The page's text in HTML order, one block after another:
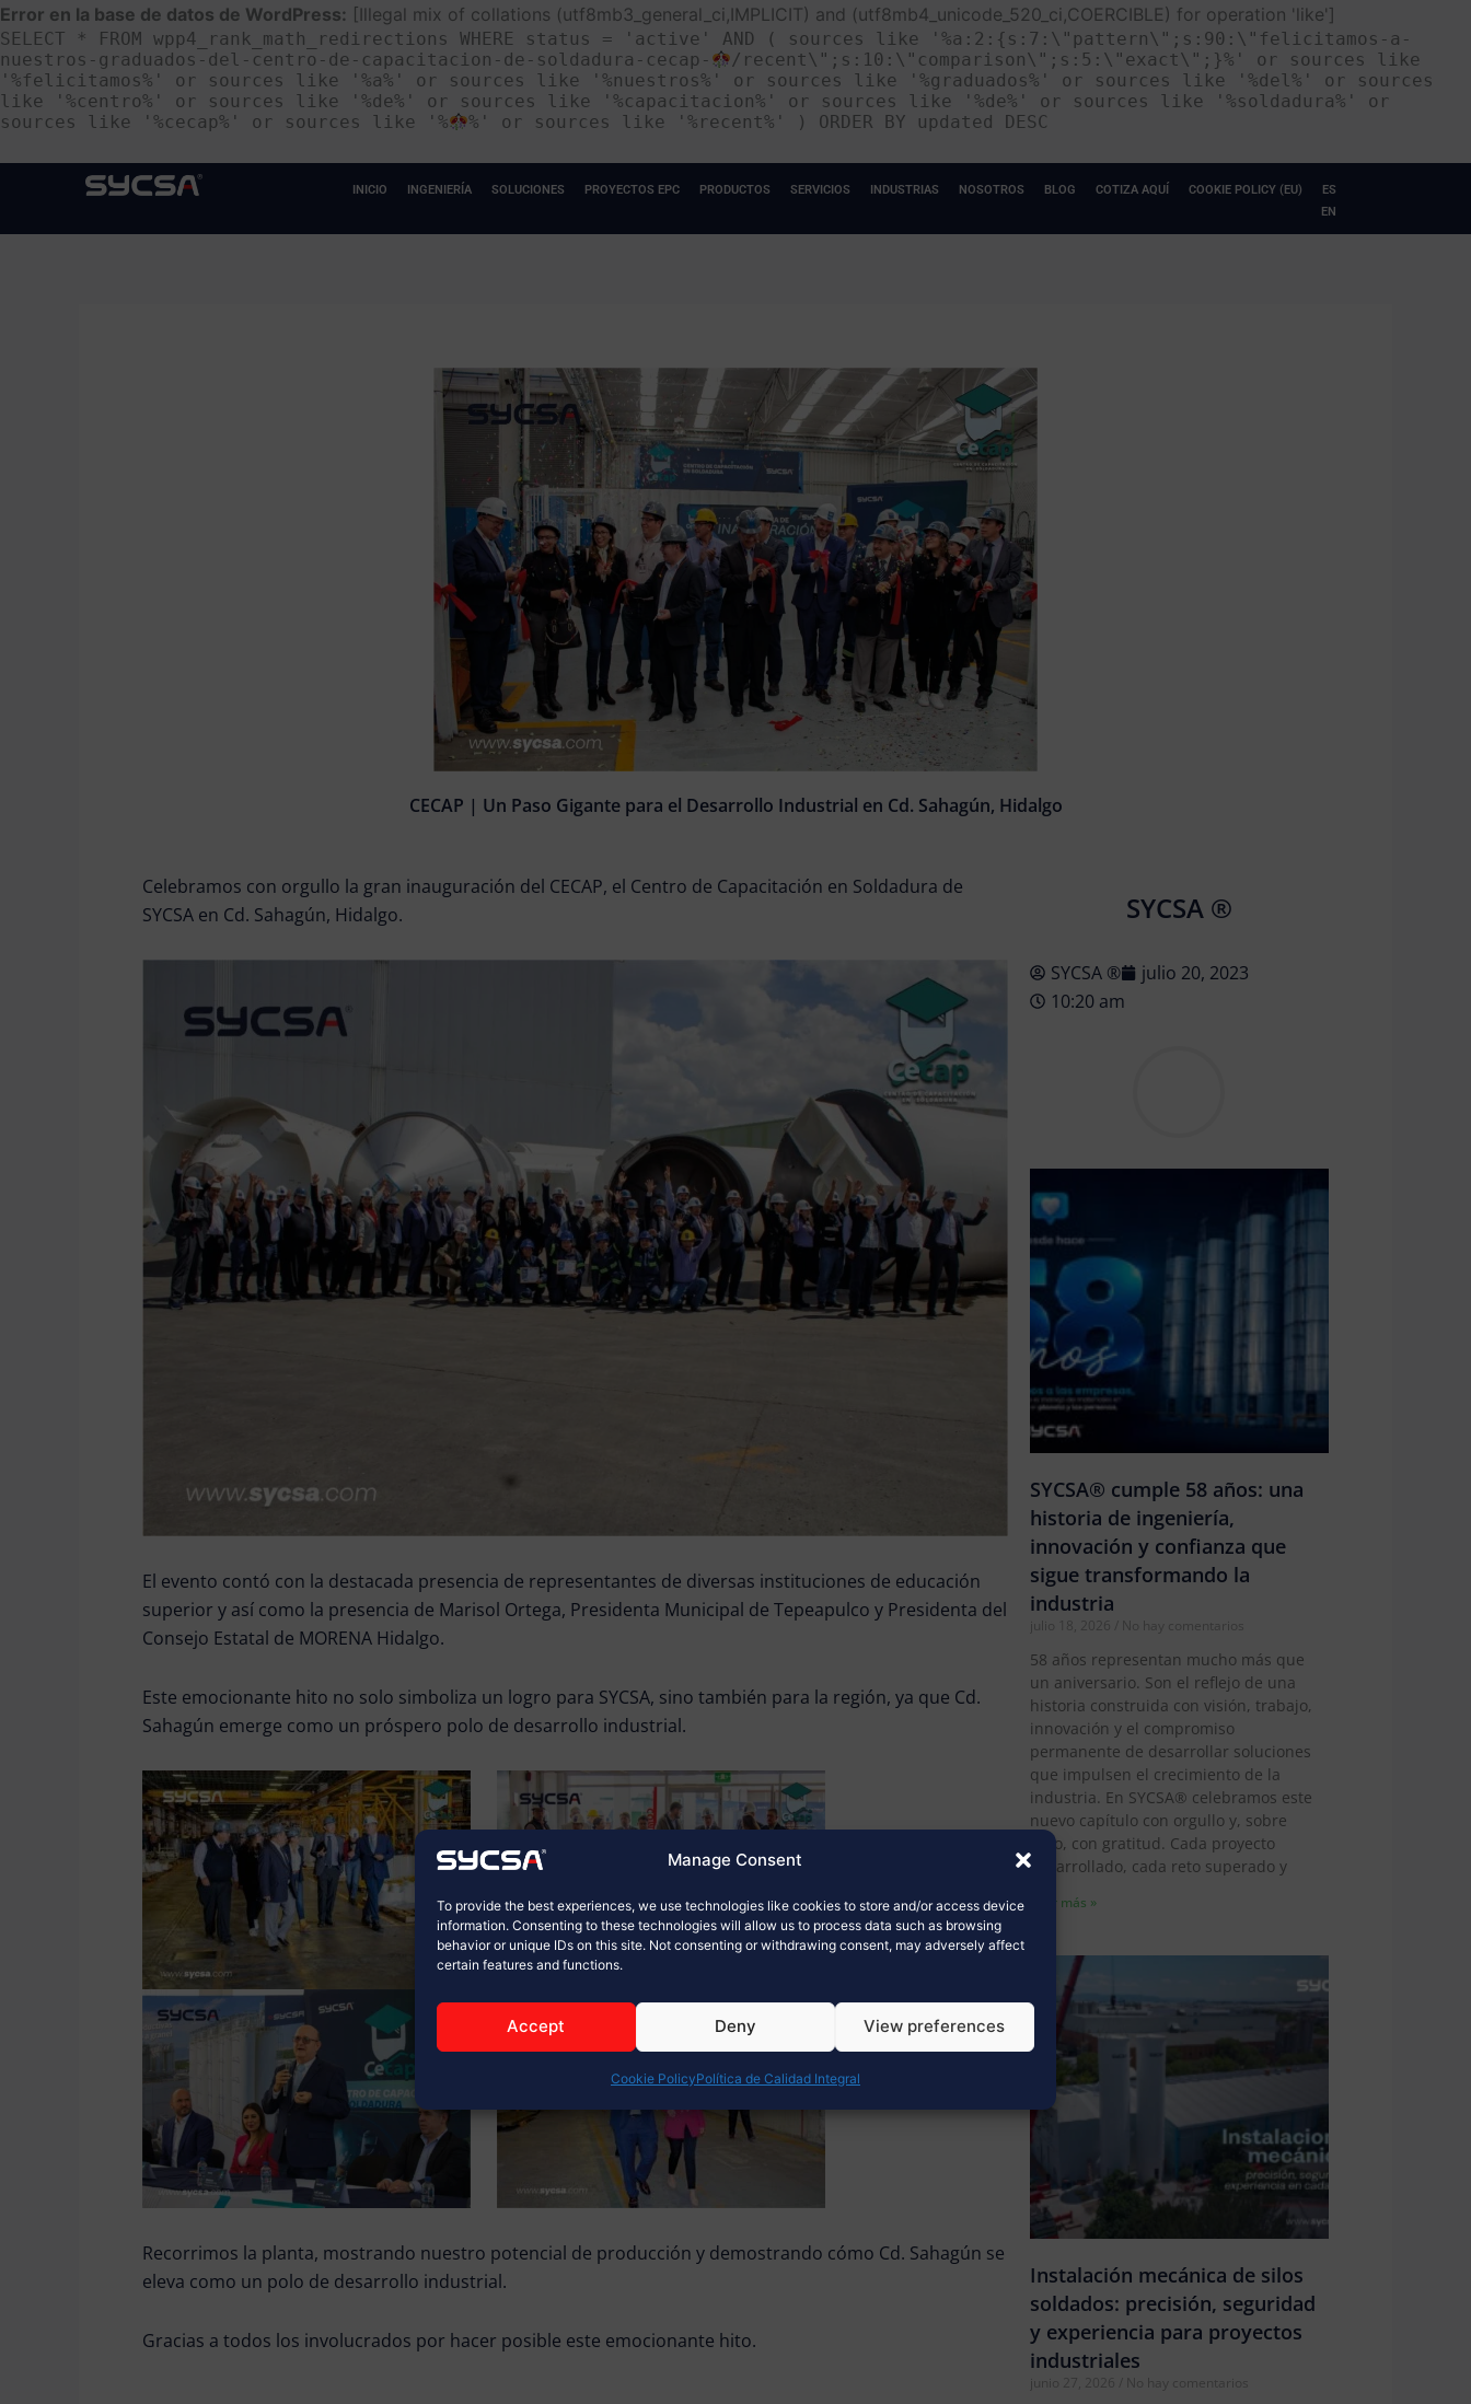
Manage Consent
To provide the best experiences, we use technologies like cookies to store and/or access device
information. Consenting to these technologies will allow us to process data such as browsing
behavior or unique IDs on this site. Not consenting or withdrawing consent, may adversely affect
certain features and functions.
Accept Deny View preferences
Cookie PolicyPolítica de Calidad Integral
Error en la base de datos de WordPress: [Illegal mix of collations (utf8mb3_general_ci,IMPLICIT) and (utf8mb4_unicode_520_ci,COERCIBLE) for operation 'like']
SELECT * FROM wpp4_rank_math_redirections WHERE status = 'active' AND ( sources like '%a:2:{s:7:\"pattern\";s:90:\"felicitamos-a-
nuestros-graduados-del-centro-de-capacitacion-de-soldadura-cecap-
/recent\";s:10:\"comparison\";s:5:\"exact\";}%' or sources like
'%felicitamos%' or sources like '%a%' or sources like '%nuestros%' or sources like '%graduados%' or sources like '%del%' or sources
like '%centro%' or sources like '%de%' or sources like '%capacitacion%' or sources like '%de%' or sources like '%soldadura%' or
sources like '%cecap%' or sources like '%
%' or sources like '%recent%' ) ORDER BY updated DESC
Ir
al
contenido
INICIO INGENIERÍA SOLUCIONES PROYECTOS EPC PRODUCTOS SERVICIOS INDUSTRIAS NOSOTROS BLOG COTIZA AQUÍ COOKIE POLICY (EU)
ES
EN
CECAP | Un Paso Gigante para el Desarrollo Industrial en Cd. Sahagún, Hidalgo
Celebramos con orgullo la gran inauguración del CECAP, el Centro de Capacitación en Soldadura de
SYCSA en Cd. Sahagún, Hidalgo.
El evento contó con la destacada presencia de representantes de diversas instituciones de educación
superior y así como la presencia de Marisol Ortega, Presidenta Municipal de Tepeapulco y Presidenta del
Consejo Estatal de MORENA Hidalgo.
Este emocionante hito no solo simboliza un logro para SYCSA, sino también para la región, ya que Cd.
Sahagún emerge como un próspero polo de desarrollo industrial.
Recorrimos la planta, mostrando nuestro potencial de producción y demostrando cómo Cd. Sahagún se
eleva como un polo de desarrollo industrial.
Gracias a todos los involucrados por hacer posible este emocionante hito.
SYCSA ®
SYCSA ®
julio 20, 2023
10:20 am
SYCSA® cumple 58 años: una
historia de ingeniería,
innovación y confianza que
sigue transformando la
industria
julio 18, 2026 No hay comentarios
58 años representan mucho más que
un aniversario. Son el reflejo de una
historia construida con visión, trabajo,
innovación y el compromiso
permanente de desarrollar soluciones
que impulsen el crecimiento de la
industria. En SYCSA® celebramos este
nuevo capítulo con orgullo y, sobre
todo, con gratitud. Cada proyecto
desarrollado, cada reto superado y
Leer más »
Instalación mecánica de silos
soldados: precisión, seguridad
y experiencia para proyectos
industriales
junio 27, 2026 No hay comentarios